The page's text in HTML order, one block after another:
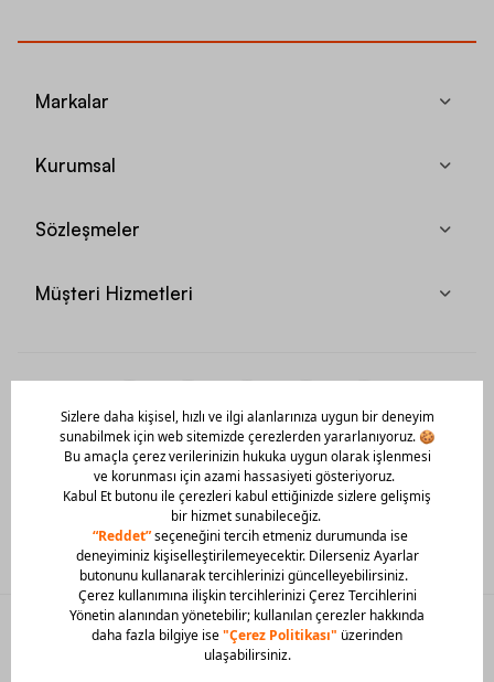
Markalar
Kurumsal
Sözleşmeler
Müşteri Hizmetleri
Mobil Uygulamamızı Hemen İndir!